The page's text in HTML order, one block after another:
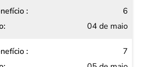
6
04 de maio
7